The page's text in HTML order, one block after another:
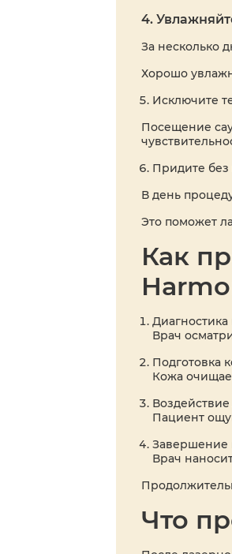
4.
За несколько
Хорошо
Исключите
Посещение
Придите
В день
Это поможет
Как
Врач
Подготовка
Кожа
Воздействие
Пациент
Завершение
Врач
Что